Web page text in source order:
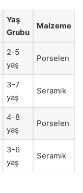
Yaş
Grubu
Malzeme
2-5
yaş
Porselen
3-7
yaş
Seramik
4-8
yaş
Porselen
3-6
yaş
Seramik